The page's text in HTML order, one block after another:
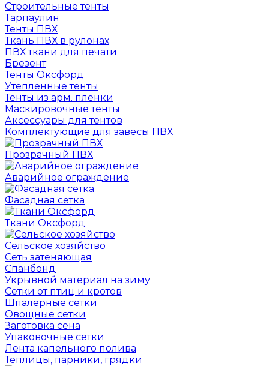
Строительные тенты
Тарпаулин
Тенты ПВХ
Ткань ПВХ в рулонах
ПВХ ткани для печати
Брезент
Тенты Оксфорд
Утепленные тенты
Тенты из арм. пленки
Маскировочные тенты
Аксессуары для тентов
Комплектующие для завесы ПВХ
Прозрачный ПВХ
Аварийное ограждение
Фасадная сетка
Ткани Оксфорд
Сельское хозяйство
Сеть затеняющая
Спанбонд
Укрывной материал на зиму
Сетки от птиц и кротов
Шпалерные сетки
Овощные сетки
Заготовка сена
Упаковочные сетки
Лента капельного полива
Теплицы, парники, грядки